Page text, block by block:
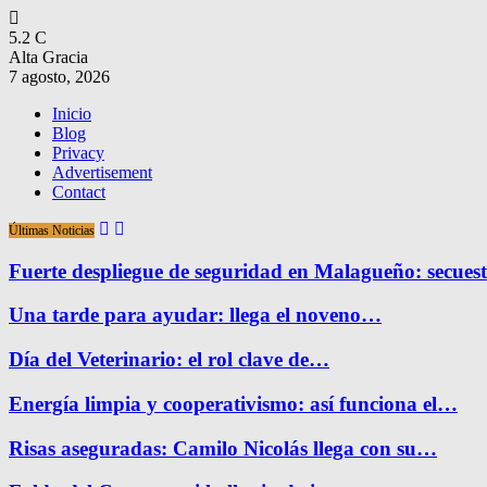
5.2 C
Alta Gracia
7 agosto, 2026
Inicio
Blog
Privacy
Advertisement
Contact
Últimas Noticias
Fuerte despliegue de seguridad en Malagueño:
Una tarde para ayudar: llega el noveno…
Día del Veterinario: el rol clave de…
Energía limpia y cooperativismo: así funciona el…
Risas aseguradas: Camilo Nicolás llega con su…